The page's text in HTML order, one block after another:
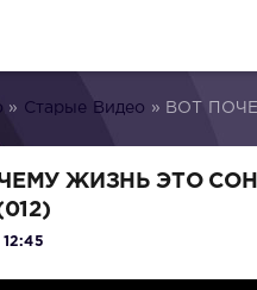
» Старые Видео » ВОТ
ЖИЗНЬ ЭТО СОН